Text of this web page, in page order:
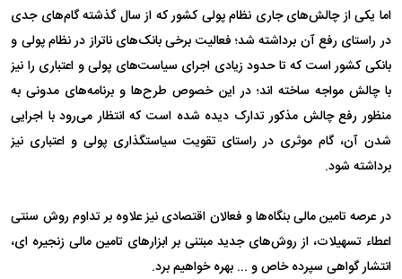
اما یکی از چالش‌های جاری نظام پولی کشور که از سال گذشته گام‌های جدی
در راستای رفع آن برداشته شد؛ فعالیت برخی بانک‌های ناتراز در نظام پولی و
بانکی کشور است که تا حدود زیادی اجرای سیاست‌های پولی و اعتباری را نیز
با چالش مواجه ساخته اند؛ در این خصوص طرح‌ها و برنامه‌های مدونی به
منظور رفع چالش مذکور تدارک دیده شده است که انتظار می‌رود با اجرایی
شدن آن، گام موثری در راستای تقویت سیاستگذاری پولی و اعتباری نیز
برداشته شود.
در عرصه تامین مالی بنگاه‌ها و فعالان اقتصادی نیز علاوه بر تداوم روش سنتی
اعطاء تسهیلات، از روش‌های جدید مبتنی بر ابزار‌های تامین مالی زنجیره ای،
انتشار گواهی سپرده خاص و ... بهره خواهیم برد.